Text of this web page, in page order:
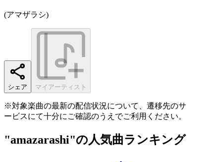
(アマザラシ)
シェア マイアーティスト
※対象楽曲の最新の配信状況について、遷移先のサ
ービスにて十分にご確認のうえでご利用ください。
"amazarashi"の人気曲ランキング